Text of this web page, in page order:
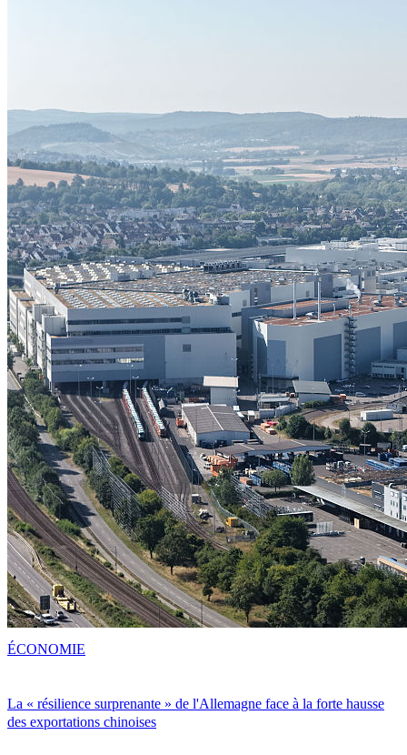
La « résilience surprenante » de l'Allemagne face à la forte hausse
des exportations chinoises
ÉCONOMIE